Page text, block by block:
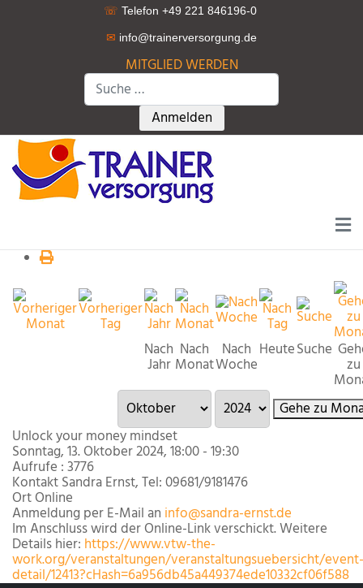
☏ Telefon +49 221 846196-0
✉ info@trainerversorgung.de
MITGLIED WERDEN
Suchen
Type 2 or more characters for
Anmelden
Nach
Jahr
Nach
Monat
Nach
Woche
HeuteSuche
zu
Gehe zu
Unlock your money mindset
Sonntag, 13. Oktober 2024, 18:00 - 19:30
Aufrufe : 3776
KontaktSandra Ernst, Tel: 09681/9181476
OrtOnline
Anmeldung per E-Mail an info@sandra-ernst.de
Im Anschluss wird der Online-Link verschickt. Weitere
Details hier: https://www.vtw-the-
work.org/veranstaltungen/veranstaltungsuebersicht/event-
detail/12413?cHash=6a956db45a449374ede10332cf06f588